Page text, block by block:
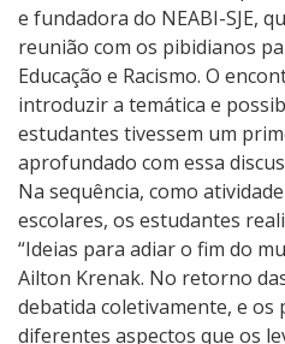
e fundadora do NEABI-SJE,
reunião com os pibidianos
Educação e Racismo. O
introduzir a temática e
estudantes tivessem um
aprofundado com essa
Na sequência, como
escolares, os estudantes
“Ideias para adiar o fim do
Ailton Krenak. No retorno
debatida coletivamente, e os
diferentes aspectos que os